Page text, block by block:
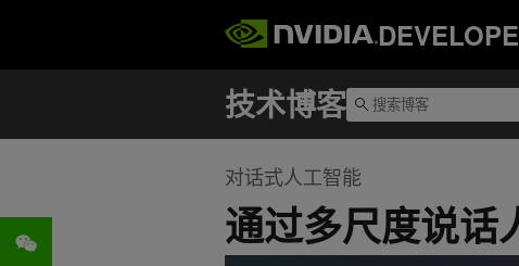
对话式人工智能
通过多尺度说话